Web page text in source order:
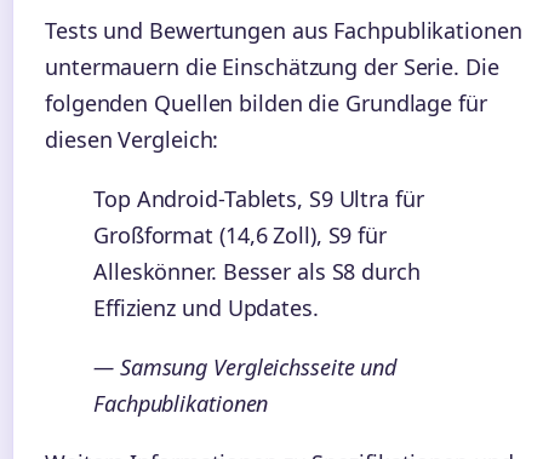
Tests und Bewertungen aus Fachpublikationen
untermauern die Einschätzung der Serie. Die
folgenden Quellen bilden die Grundlage für
diesen Vergleich:
Top Android-Tablets, S9 Ultra für
Großformat (14,6 Zoll), S9 für
Alleskönner. Besser als S8 durch
Effizienz und Updates.
— Samsung Vergleichsseite und
Fachpublikationen